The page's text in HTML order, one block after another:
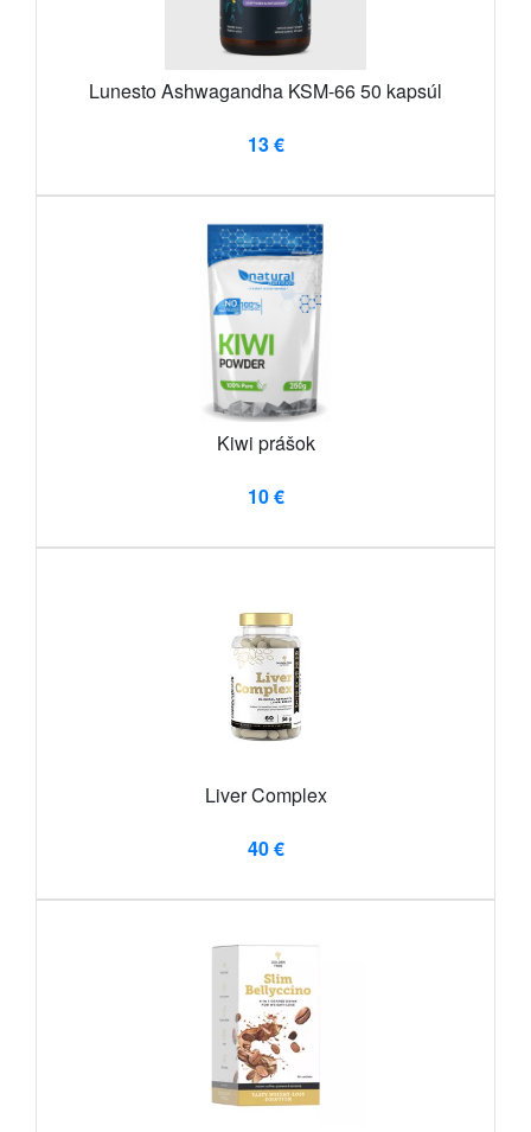
Lunesto Ashwagandha KSM-66 50 kapsúl
13 €
Kiwi prášok
10 €
Liver Complex
40 €